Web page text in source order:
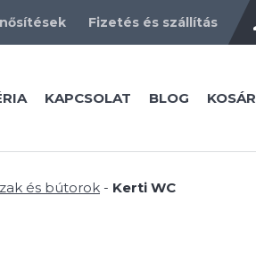
Fizetés és szállítás
KAPCSOLAT BLOG KOSÁR
és bútorok - Kerti WC